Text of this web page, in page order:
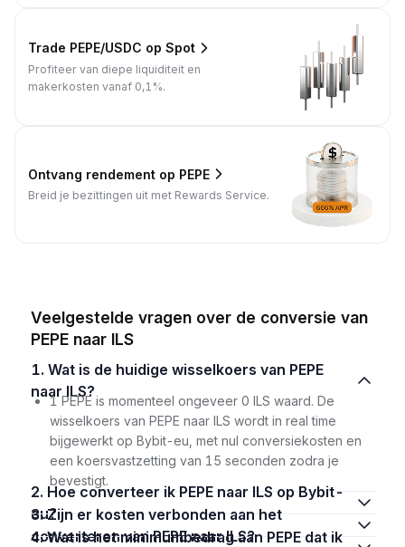
Trade PEPE/USDC op Spot
Profiteer van diepe liquiditeit en
makerkosten vanaf 0,1%.
Ontvang rendement op PEPE
Breid je bezittingen uit met Rewards Service.
Veelgestelde vragen over de conversie van
PEPE naar ILS
1. Wat is de huidige wisselkoers van PEPE
naar ILS?
1 PEPE is momenteel ongeveer 0 ILS waard. De
wisselkoers van PEPE naar ILS wordt in real time
bijgewerkt op Bybit-eu, met nul conversiekosten en
een koersvastzetting van 15 seconden zodra je
bevestigt.
2. Hoe converteer ik PEPE naar ILS op Bybit-
eu?
3. Zijn er kosten verbonden aan het
converteren van PEPE naar ILS?
4. Wat is het minimumbedrag aan PEPE dat ik